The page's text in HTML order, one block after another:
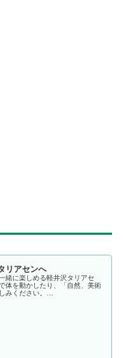
リアセンへ
緒に楽しめる軽井沢タリアセ
体を動かしたり、「自然、美術
みください。…